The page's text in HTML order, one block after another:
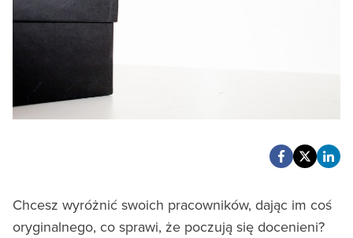
Chcesz wyróżnić swoich pracowników, dając im coś
oryginalnego, co sprawi, że poczują się docenieni?